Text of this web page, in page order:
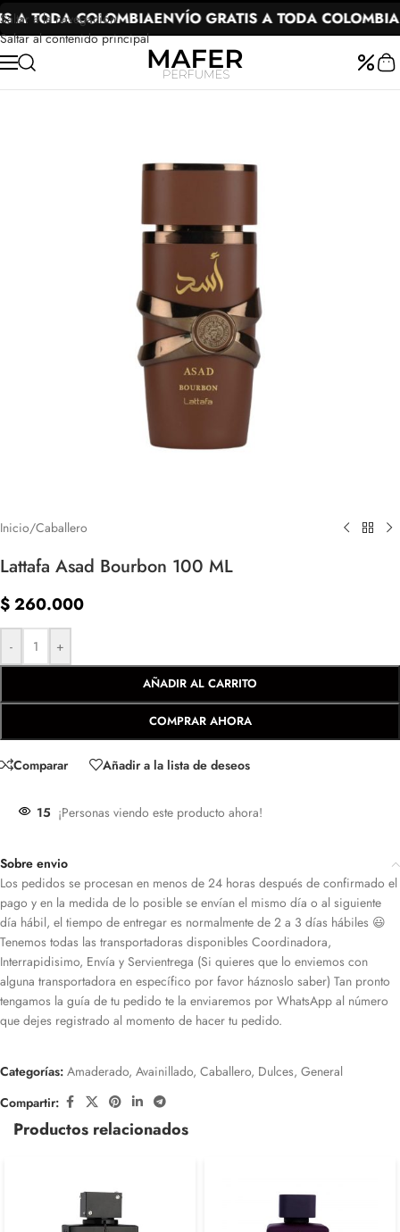
Saltar a la navegación
Saltar al contenido principal
A TODA COLOMBIAENVÍO GRATIS A TODA COLOMBIA
Inicio/Caballero
Lattafa Asad Bourbon 100 ML
$260.000
- +
AÑADIR AL CARRITO
COMPRAR AHORA
Comparar Añadir a la lista de deseos
15 ¡Personas viendo este producto ahora!
Sobre envio
Los pedidos se procesan en menos de 24 horas después de confirmado el
pago y en la medida de lo posible se envían el mismo día o al siguiente
día hábil, el tiempo de entregar es normalmente de 2 a 3 días hábiles 😃
Tenemos todas las transportadoras disponibles Coordinadora,
Interrapidisimo, Envía y Servientrega (Si quieres que lo enviemos con
alguna transportadora en específico por favor háznoslo saber) Tan pronto
tengamos la guía de tu pedido te la enviaremos por WhatsApp al número
que dejes registrado al momento de hacer tu pedido.
Categorías: Amaderado, Avainillado, Caballero, Dulces, General
Compartir:
Productos relacionados